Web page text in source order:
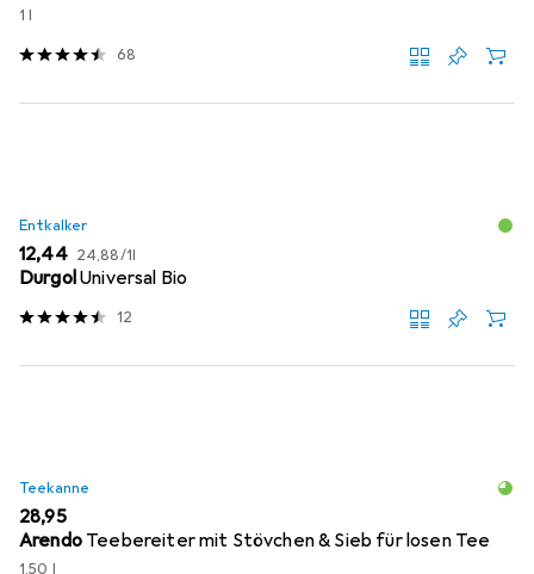
1 l
68
Entkalker
EUR
12,44 EUR
24,88/1l
DurgolUniversal Bio
12
Teekanne
EUR
28,95
Arendo Teebereiter mit Stövchen & Sieb für losen Tee
1.50 l